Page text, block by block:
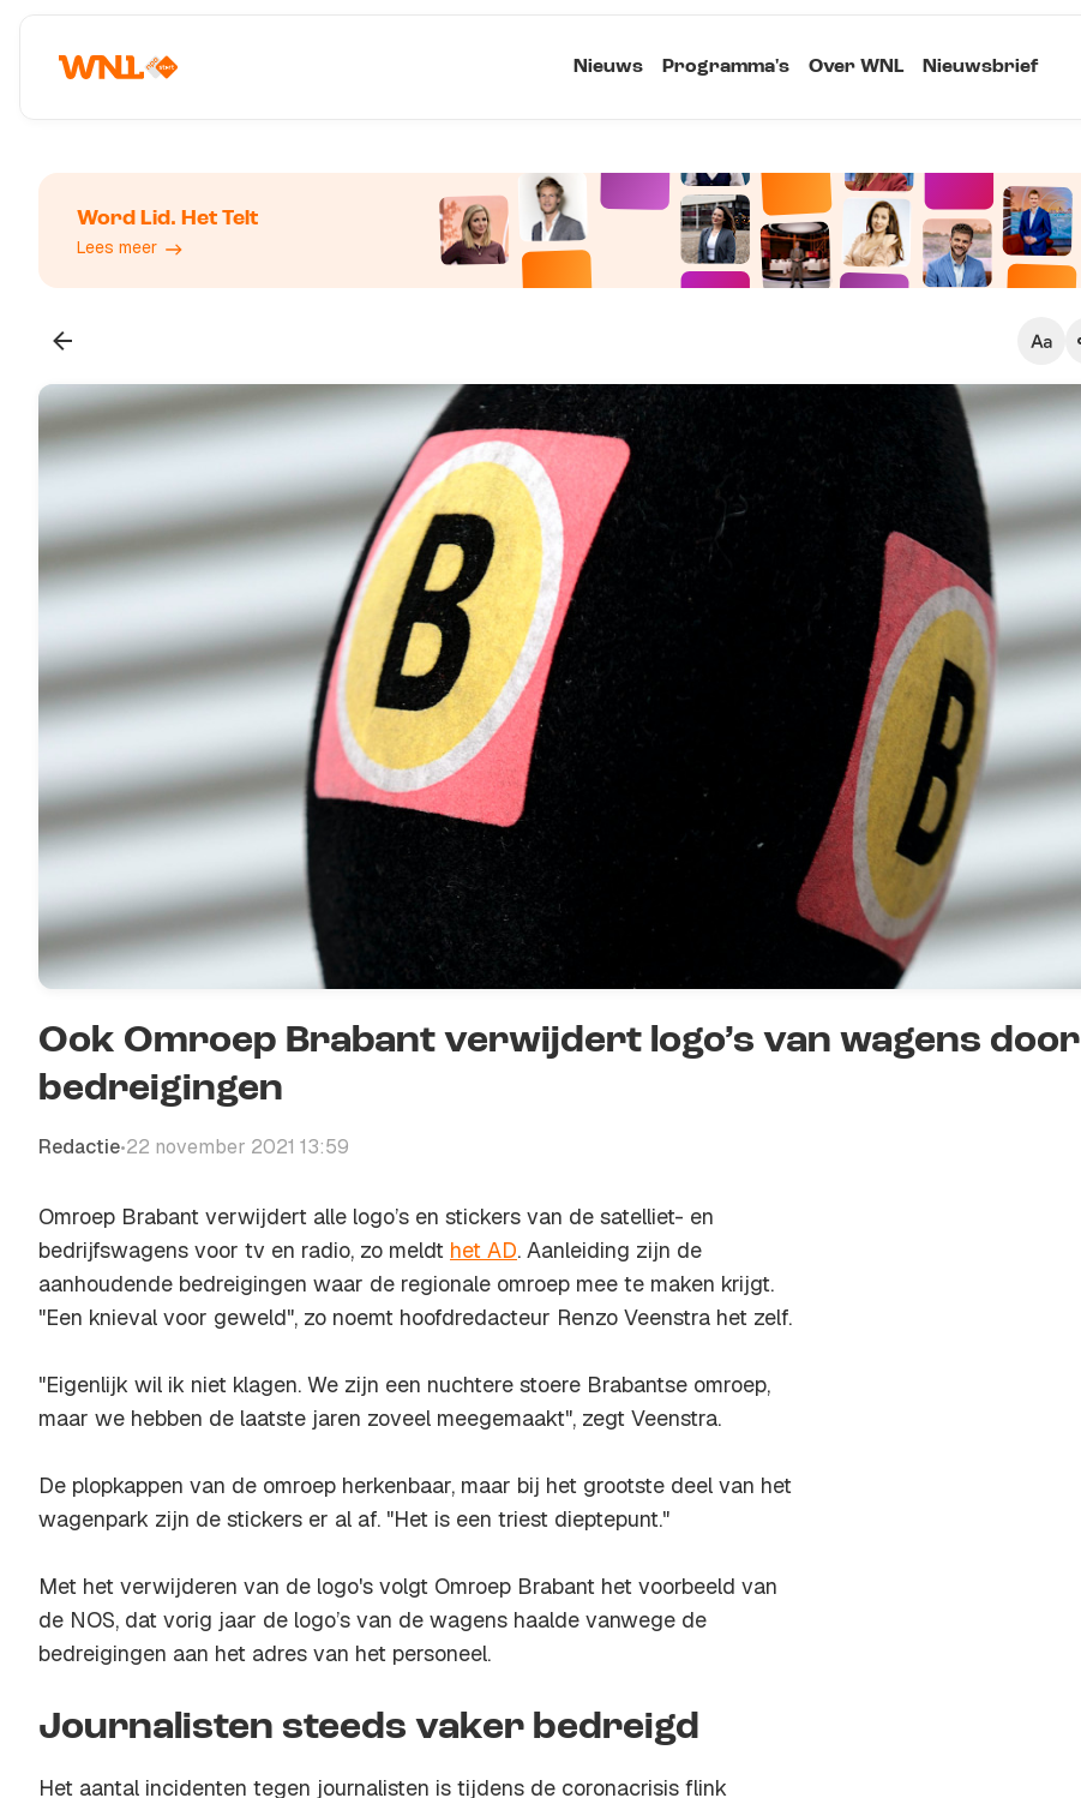
Nieuws Programma's Over WNL Nieuwsbrief
Word Lid. Het Telt
Lees meer
Klein
Standaard
Groot
Kopieer link
Ook Omroep Brabant verwijdert logo’s van wagens door
bedreigingen
Redactie•22 november 2021 13:59
Omroep Brabant verwijdert alle logo’s en stickers van de satelliet- en
bedrijfswagens voor tv en radio, zo meldt het AD. Aanleiding zijn de
aanhoudende bedreigingen waar de regionale omroep mee te maken krijgt.
"Een knieval voor geweld", zo noemt hoofdredacteur Renzo Veenstra het zelf.
"Eigenlijk wil ik niet klagen. We zijn een nuchtere stoere Brabantse omroep,
maar we hebben de laatste jaren zoveel meegemaakt", zegt Veenstra.
De plopkappen van de omroep herkenbaar, maar bij het grootste deel van het
wagenpark zijn de stickers er al af. "Het is een triest dieptepunt."
Met het verwijderen van de logo's volgt Omroep Brabant het voorbeeld van
de NOS, dat vorig jaar de logo’s van de wagens haalde vanwege de
bedreigingen aan het adres van het personeel.
Journalisten steeds vaker bedreigd
Het aantal incidenten tegen journalisten is tijdens de coronacrisis flink